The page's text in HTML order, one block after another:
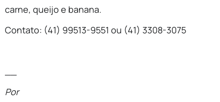
carne, queijo e banana.
Contato: (41) 99513-9551 ou (41) 3308-3075
Por